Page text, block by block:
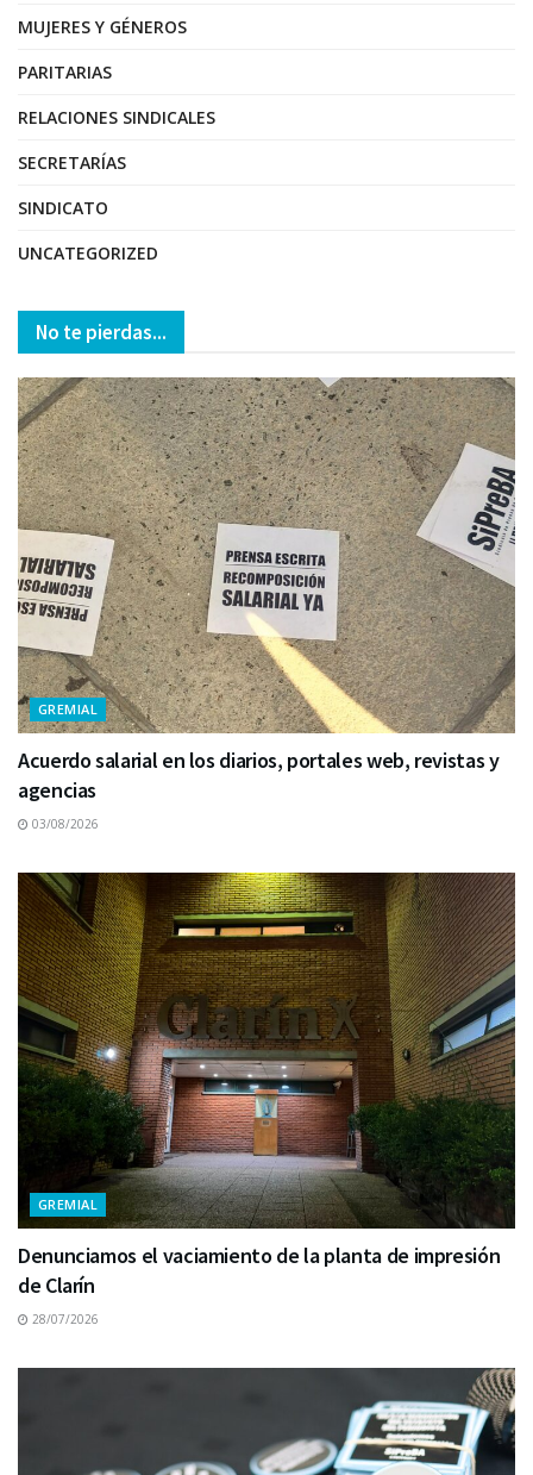
MUJERES Y GÉNEROS
PARITARIAS
RELACIONES SINDICALES
SECRETARÍAS
SINDICATO
UNCATEGORIZED
No te pierdas...
GREMIAL
Acuerdo salarial en los diarios, portales web, revistas y
agencias
03/08/2026
GREMIAL
Denunciamos el vaciamiento de la planta de impresión
de Clarín
28/07/2026